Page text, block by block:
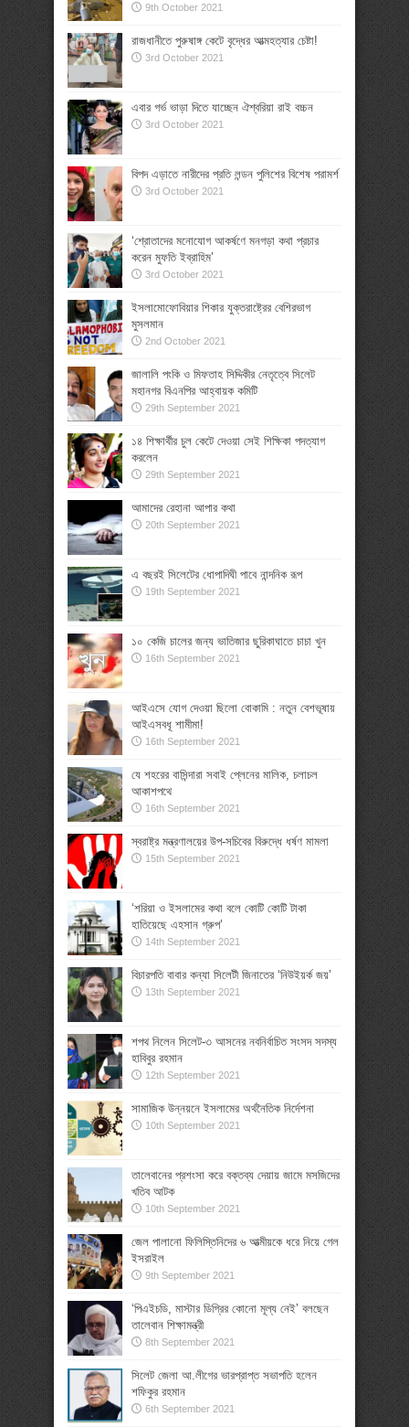
9th October 2021
রাজধানীতে পুরুষাঙ্গ কেটে বৃদ্ধের আত্মহত্যার চেষ্টা!
3rd October 2021
এবার গর্ভ ভাড়া দিতে যাচ্ছেন ঐশ্বরিয়া রাই বচ্চন
3rd October 2021
বিপদ এড়াতে নারীদের প্রতি লন্ডন পুলিশের বিশেষ পরামর্শ
3rd October 2021
‘শ্রোতাদের মনোযোগ আকর্ষণে মনগড়া কথা প্রচার
করেন মুফতি ইব্রাহিম’
3rd October 2021
ইসলামোফোবিয়ার শিকার যুক্তরাষ্ট্রের বেশিরভাগ
মুসলমান
2nd October 2021
জালালি পংকি ও মিফতাহ সিদ্দিকীর নেতৃত্বে সিলেট
মহানগর বিএনপির আহ্বায়ক কমিটি
29th September 2021
১৪ শিক্ষার্থীর চুল কেটে দেওয়া সেই শিক্ষিকা পদত্যাগ
করলেন
29th September 2021
আমাদের রেহানা আপার কথা
20th September 2021
এ বছরই সিলেটের ধোপাদিঘী পাবে নান্দনিক রূপ
19th September 2021
১০ কেজি চালের জন্য ভাতিজার ছুরিকাঘাতে চাচা খুন
16th September 2021
আইএসে যোগ দেওয়া ছিলো বোকামি : নতুন বেশভূষায়
আইএসবধূ শামীমা!
16th September 2021
যে শহরের বাসিন্দারা সবাই প্লেনের মালিক, চলাচল
আকাশপথে
16th September 2021
স্বরাষ্ট্র মন্ত্রণালয়ের উপ-সচিবের বিরুদ্ধে ধর্ষণ মামলা
15th September 2021
‘শরিয়া ও ইসলামের কথা বলে কোটি কোটি টাকা
হাতিয়েছে এহসান গ্রুপ’
14th September 2021
বিচারপতি বাবার কন্যা সিলেটী জিনাতের ‘নিউইয়র্ক জয়’
13th September 2021
শপথ নিলেন সিলেট-৩ আসনের নবনির্বাচিত সংসদ সদস্য
হাবিবুর রহমান
12th September 2021
সামাজিক উন্নয়নে ইসলামের অর্থনৈতিক নির্দেশনা
10th September 2021
তালেবানের প্রশংসা করে বক্তব্য দেয়ায় জামে মসজিদের
খতিব আটক
10th September 2021
জেল পালানো ফিলিস্তিনিদের ৬ আত্মীয়কে ধরে নিয়ে গেল
ইসরাইল
9th September 2021
‘পিএইচডি, মাস্টার ডিগ্রির কোনো মূল্য নেই’ বলছেন
তালেবান শিক্ষামন্ত্রী
8th September 2021
সিলেট জেলা আ.লীগের ভারপ্রাপ্ত সভাপতি হলেন
শফিকুর রহমান
6th September 2021